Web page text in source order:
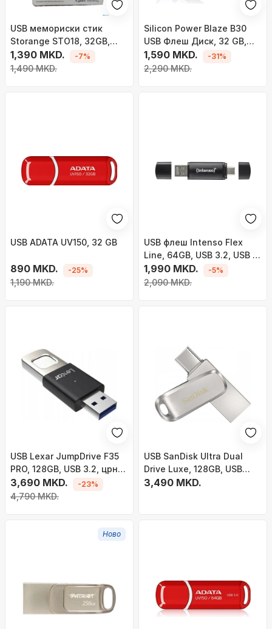
USB мемориски стик
Storange STO18, 32GB,
USB 2.0, сива
1,390 MKD.
1,490 MKD.
-7%
Silicon Power Blaze B30
USB Флеш Диск, 32 GB,
Црн
1,590 MKD.
2,290 MKD.
-31%
USB ADATA UV150, 32 GB
890 MKD.
1,190 MKD.
-25%
USB флеш Intenso Flex
Line, 64GB, USB 3.2, USB C
и USB A
1,990 MKD.
2,090 MKD.
-5%
USB Lexar JumpDrive F35
PRO, 128GB, USB 3.2, црно
сребрена
3,690 MKD.
4,790 MKD.
-23%
USB SanDisk Ultra Dual
Drive Luxe, 128GB, USB
Type C и USB Type A,
3,490 MKD.
Ново